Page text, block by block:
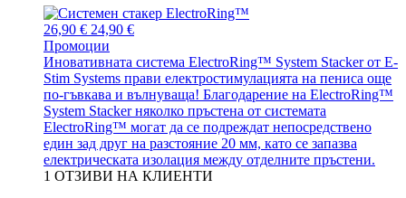
26,90 € 24,90 €
Промоции
Иновативната система ElectroRing™ System Stacker от E-
Stim Systems прави електростимулацията на пениса още
по-гъвкава и вълнуваща! Благодарение на ElectroRing™
System Stacker няколко пръстена от системата
ElectroRing™ могат да се подреждат непосредствено
един зад друг на разстояние 20 мм, като се запазва
електрическата изолация между отделните пръстени.
1 ОТЗИВИ НА КЛИЕНТИ